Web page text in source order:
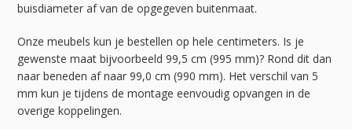
buisdiameter af van de opgegeven buitenmaat.
Onze meubels kun je bestellen op hele centimeters. Is je
gewenste maat bijvoorbeeld 99,5 cm (995 mm)? Rond dit dan
naar beneden af naar 99,0 cm (990 mm). Het verschil van 5
mm kun je tijdens de montage eenvoudig opvangen in de
overige koppelingen.